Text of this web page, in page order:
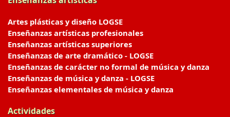
Artes plásticas y diseño LOGSE
Enseñanzas artísticas profesionales
Enseñanzas artísticas superiores
Enseñanzas de arte dramático - LOGSE
Enseñanzas de carácter no formal de música y danza
Enseñanzas de música y danza - LOGSE
Enseñanzas elementales de música y danza
Actividades